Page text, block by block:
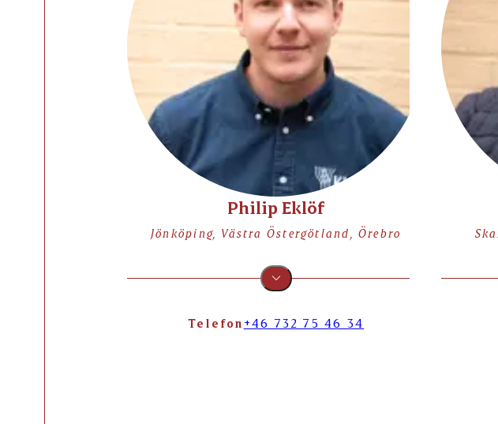
Philip Eklöf
Jönköping, Västra Östergötland, Örebro
Telefon +46 732 75 46 34